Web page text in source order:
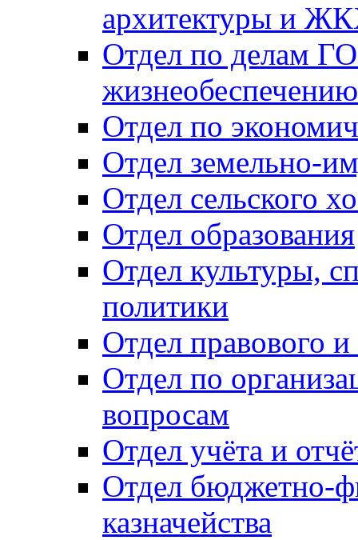
архитектуры и
Отдел по делам
Отдел по
Отдел земельно-
Отдел сельского
Отдел образования
Отдел культуры,
политики
Отдел правового
Отдел по
вопросам
Отдел учёта и
Отдел бюджетно-
казначейства